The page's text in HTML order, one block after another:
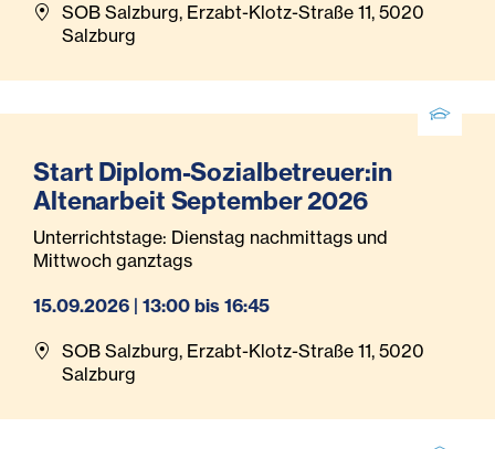
SOB Salzburg, Erzabt-Klotz-Straße 11, 5020
Salzburg
Start Diplom-Sozialbetreuer:in
Altenarbeit September 2026
Unterrichtstage: Dienstag nachmittags und
Mittwoch ganztags
15.09.2026 | 13:00 bis 16:45
SOB Salzburg, Erzabt-Klotz-Straße 11, 5020
Salzburg